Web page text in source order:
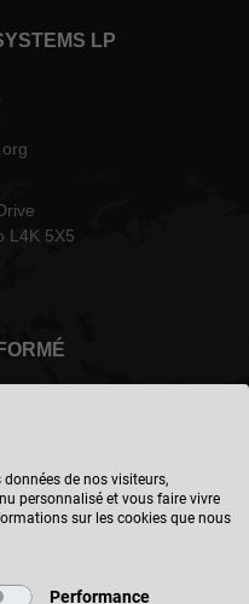
LP
L4K 5X5
de nos visiteurs,
personnalisé et vous faire vivre
sur les cookies que nous
Performance